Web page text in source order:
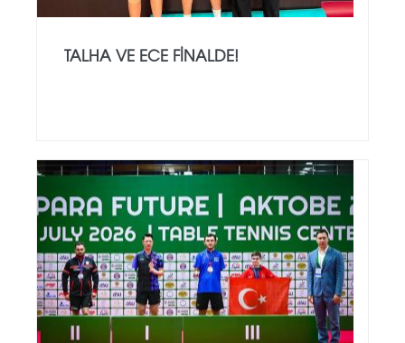
TALHA VE ECE FINALDE!